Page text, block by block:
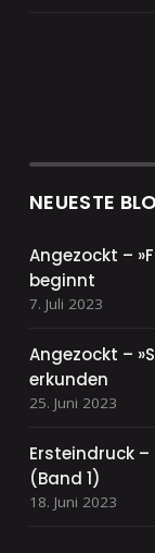
NEUESTE
Angezockt –
beginnt
7. Juli 2023
Angezockt –
erkunden
25. Juni 2023
Ersteindruck
(Band 1)
18. Juni 2023